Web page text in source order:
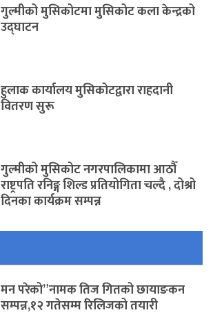
गुल्मीको मुसिकोटमा मुसिकोट कला केन्द्रको
उद्घाटन
हुलाक कार्यालय मुसिकोटद्वारा राहदानी
वितरण सुरू
गुल्मीको मुसिकोट नगरपालिकामा आठौँ
राष्ट्रपति रनिङ्ग शिल्ड प्रतियोगिता चल्दै , दोश्रो
दिनका कार्यक्रम सम्पन्न
मन परेको”नामक तिज गितको छायाङकन
सम्पन्न,१२ गतेसम्म रिलिजको तयारी